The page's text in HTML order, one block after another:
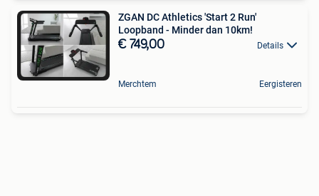
ZGAN DC Athletics 'Start 2 Run'
Loopband - Minder dan 10km!
€ 749,00 Details
Merchtem Eergisteren